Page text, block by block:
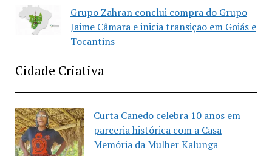
Grupo Zahran conclui compra do Grupo
Jaime Câmara e inicia transição em Goiás e
Tocantins
Cidade Criativa
Curta Canedo celebra 10 anos em
parceria histórica com a Casa
Memória da Mulher Kalunga